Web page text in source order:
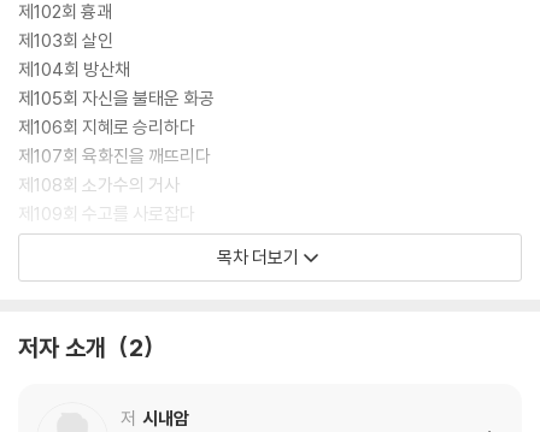
제102회 흉괘
제103회 살인
제104회 방산채
제105회 자신을 불태운 화공
제106회 지혜로 승리하다
제107회 육화진을 깨뜨리다
제108회 소가수의 거사
제109회 수고를 사로잡다
제110회 또 다른 반란
제114회 장순, 저승으로 가다
제116회 오룡령
목차 더보기
저자 소개 2
저 시내암